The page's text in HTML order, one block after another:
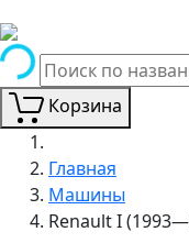
Корзина
Главная
Машины
Renault I